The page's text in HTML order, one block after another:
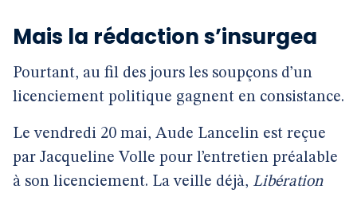
Mais la rédaction s’insurgea
Pourtant, au fil des jours les soupçons d’un
licenciement politique gagnent en consistance.
Le vendredi 20 mai, Aude Lancelin est reçue
par Jacqueline Volle pour l’entretien préalable
à son licenciement. La veille déjà, Libération